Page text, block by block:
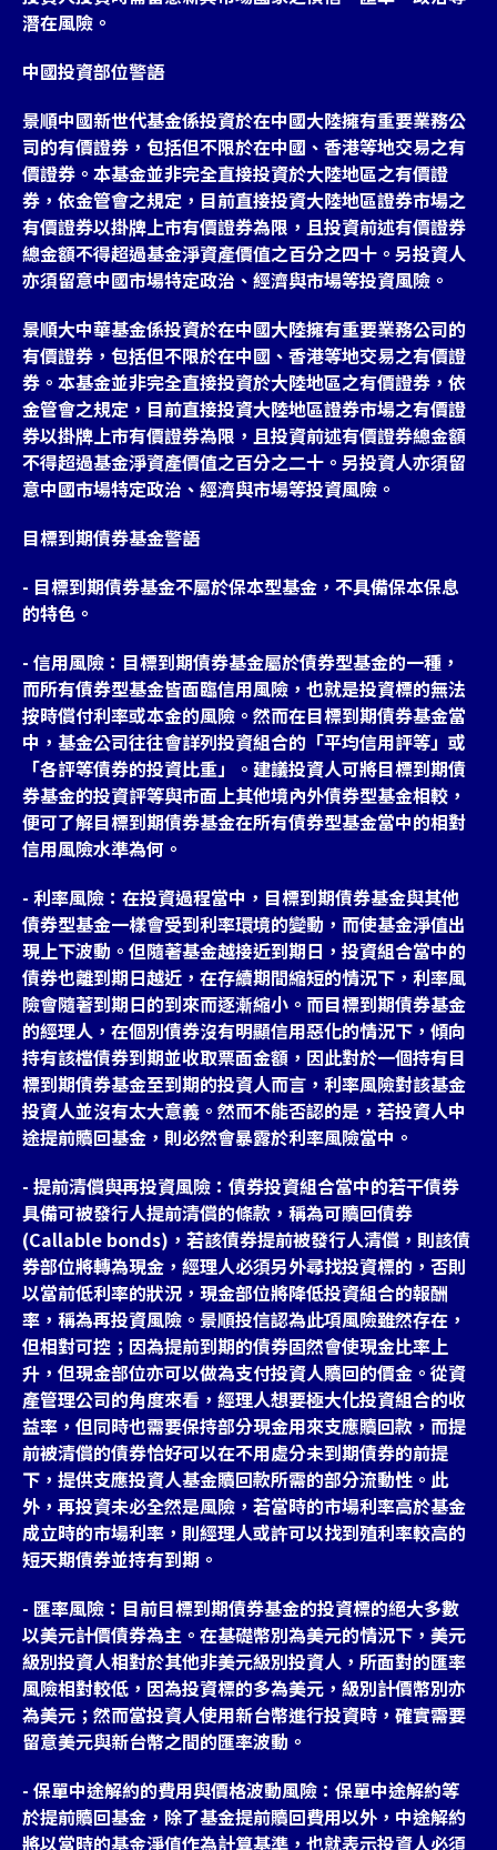
潛在風險。
中國投資部位警語
景順中國新世代基金係投資於在中國大陸擁有重要業務公
司的有價證券，包括但不限於在中國、香港等地交易之有
價證券。本基金並非完全直接投資於大陸地區之有價證
券，依金管會之規定，目前直接投資大陸地區證券市場之
有價證券以掛牌上市有價證券為限，且投資前述有價證券
總金額不得超過基金淨資產價值之百分之四十。另投資人
亦須留意中國市場特定政治、經濟與市場等投資風險。
景順大中華基金係投資於在中國大陸擁有重要業務公司的
有價證券，包括但不限於在中國、香港等地交易之有價證
券。本基金並非完全直接投資於大陸地區之有價證券，依
金管會之規定，目前直接投資大陸地區證券市場之有價證
券以掛牌上市有價證券為限，且投資前述有價證券總金額
不得超過基金淨資產價值之百分之二十。另投資人亦須留
意中國市場特定政治、經濟與市場等投資風險。
目標到期債券基金警語
- 目標到期債券基金不屬於保本型基金，不具備保本保息
的特色。
- 信用風險：目標到期債券基金屬於債券型基金的一種，
而所有債券型基金皆面臨信用風險，也就是投資標的無法
按時償付利率或本金的風險。然而在目標到期債券基金當
中，基金公司往往會詳列投資組合的「平均信用評等」或
「各評等債券的投資比重」。建議投資人可將目標到期債
券基金的投資評等與市面上其他境內外債券型基金相較，
便可了解目標到期債券基金在所有債券型基金當中的相對
信用風險水準為何。
- 利率風險：在投資過程當中，目標到期債券基金與其他
債券型基金一樣會受到利率環境的變動，而使基金淨值出
現上下波動。但隨著基金越接近到期日，投資組合當中的
債券也離到期日越近，在存續期間縮短的情況下，利率風
險會隨著到期日的到來而逐漸縮小。而目標到期債券基金
的經理人，在個別債券沒有明顯信用惡化的情況下，傾向
持有該檔債券到期並收取票面金額，因此對於一個持有目
標到期債券基金至到期的投資人而言，利率風險對該基金
投資人並沒有太大意義。然而不能否認的是，若投資人中
途提前贖回基金，則必然會暴露於利率風險當中。
- 提前清償與再投資風險：債券投資組合當中的若干債券
具備可被發行人提前清償的條款，稱為可贖回債券
(Callable bonds)，若該債券提前被發行人清償，則該債
券部位將轉為現金，經理人必須另外尋找投資標的，否則
以當前低利率的狀況，現金部位將降低投資組合的報酬
率，稱為再投資風險。景順投信認為此項風險雖然存在，
但相對可控；因為提前到期的債券固然會使現金比率上
升，但現金部位亦可以做為支付投資人贖回的價金。從資
產管理公司的角度來看，經理人想要極大化投資組合的收
益率，但同時也需要保持部分現金用來支應贖回款，而提
前被清償的債券恰好可以在不用處分未到期債券的前提
下，提供支應投資人基金贖回款所需的部分流動性。此
外，再投資未必全然是風險，若當時的市場利率高於基金
成立時的市場利率，則經理人或許可以找到殖利率較高的
短天期債券並持有到期。
- 匯率風險：目前目標到期債券基金的投資標的絕大多數
以美元計價債券為主。在基礎幣別為美元的情況下，美元
級別投資人相對於其他非美元級別投資人，所面對的匯率
風險相對較低，因為投資標的多為美元，級別計價幣別亦
為美元；然而當投資人使用新台幣進行投資時，確實需要
留意美元與新台幣之間的匯率波動。
- 保單中途解約的費用與價格波動風險：保單中途解約等
於提前贖回基金，除了基金提前贖回費用以外，中途解約
將以當時的基金淨值作為計算基準，也就表示投資人必須